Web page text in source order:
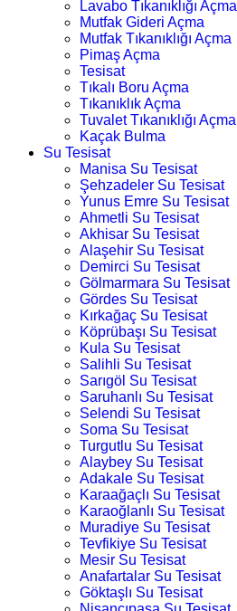
Lavabo Tıkanıklığı Açma
Mutfak Gideri Açma
Mutfak Tıkanıklığı Açma
Pimaş Açma
Tesisat
Tıkalı Boru Açma
Tıkanıklık Açma
Tuvalet Tıkanıklığı Açma
Kaçak Bulma
Su Tesisat
Manisa Su Tesisat
Şehzadeler Su Tesisat
Yunus Emre Su Tesisat
Ahmetli Su Tesisat
Akhisar Su Tesisat
Alaşehir Su Tesisat
Demirci Su Tesisat
Gölmarmara Su Tesisat
Gördes Su Tesisat
Kırkağaç Su Tesisat
Köprübaşı Su Tesisat
Kula Su Tesisat
Salihli Su Tesisat
Sarıgöl Su Tesisat
Saruhanlı Su Tesisat
Selendi Su Tesisat
Soma Su Tesisat
Turgutlu Su Tesisat
Alaybey Su Tesisat
Adakale Su Tesisat
Karaağaçlı Su Tesisat
Karaoğlanlı Su Tesisat
Muradiye Su Tesisat
Tevfikiye Su Tesisat
Mesir Su Tesisat
Anafartalar Su Tesisat
Göktaşlı Su Tesisat